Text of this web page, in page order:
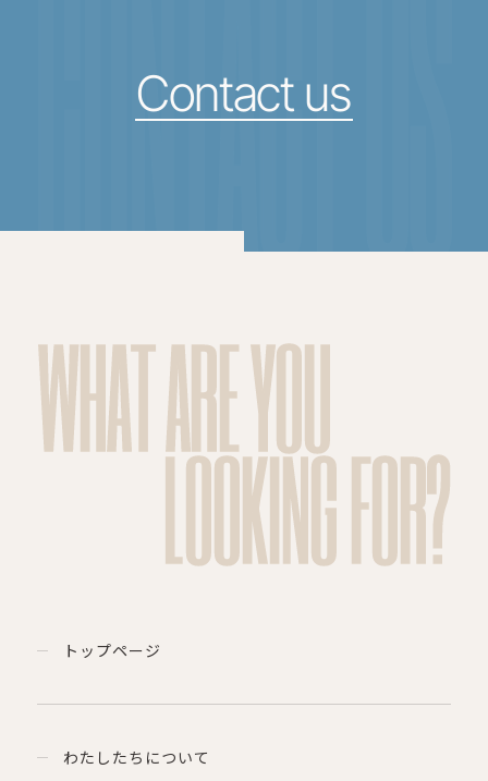
CONTACT US
Contact us
WHAT ARE YOU
LOOKING FOR?
トップページ
わたしたちについて